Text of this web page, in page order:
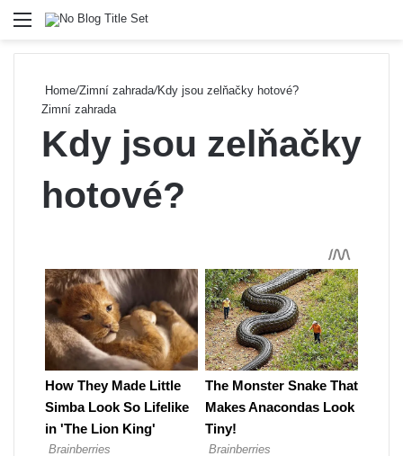
Menu
Home/Zimní zahrada/Kdy jsou zelňačky hotové?
Zimní zahrada
Kdy jsou zelňačky
hotové?